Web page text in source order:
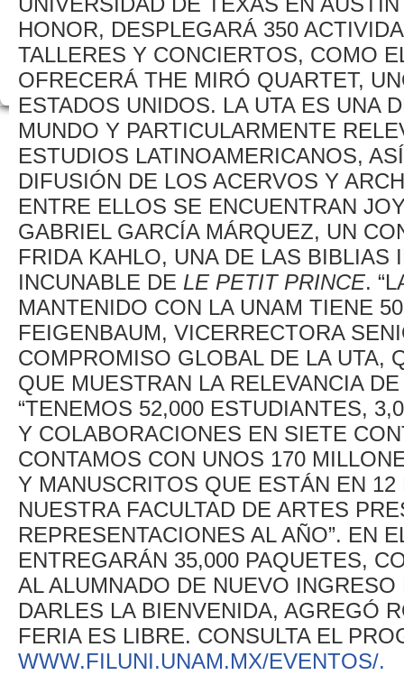
HONOR, DESPLEGARÁ 350
TALLERES Y CONCIERTOS, COMO
OFRECERÁ THE MIRÓ QUARTET,
ESTADOS UNIDOS. LA UTA ES UNA
MUNDO Y PARTICULARMENTE
ESTUDIOS LATINOAMERICANOS,
DIFUSIÓN DE LOS ACERVOS Y
ENTRE ELLOS SE ENCUENTRAN
GABRIEL GARCÍA MÁRQUEZ, UN
FRIDA KAHLO, UNA DE LAS
INCUNABLE DE LE PETIT PRINCE.
MANTENIDO CON LA UNAM TIENE
FEIGENBAUM, VICERRECTORA
COMPROMISO GLOBAL DE LA UTA,
QUE MUESTRAN LA RELEVANCIA
“TENEMOS 52,000 ESTUDIANTES,
Y COLABORACIONES EN SIETE
CONTAMOS CON UNOS 170
Y MANUSCRITOS QUE ESTÁN EN
NUESTRA FACULTAD DE ARTES
REPRESENTACIONES AL AÑO”. EN
ENTREGARÁN 35,000 PAQUETES,
AL ALUMNADO DE NUEVO
DARLES LA BIENVENIDA, AGREGÓ
FERIA ES LIBRE. CONSULTA EL
WWW.FILUNI.UNAM.MX/EVENTOS/.